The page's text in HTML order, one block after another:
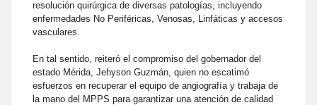
resolución quirúrgica de diversas patologías, incluyendo
enfermedades No Periféricas, Venosas, Linfáticas y accesos
vasculares.
En tal sentido, reiteró el compromiso del gobernador del
estado Mérida, Jehyson Guzmán, quien no escatimó
esfuerzos en recuperar el equipo de angiografía y trabaja de
la mano del MPPS para garantizar una atención de calidad